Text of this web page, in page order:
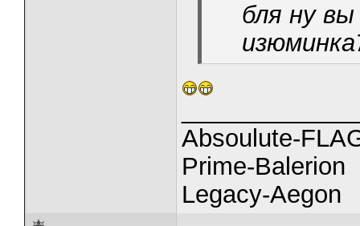
бля ну
Absoulute-
Prime-Balerion
Legacy-Aegon